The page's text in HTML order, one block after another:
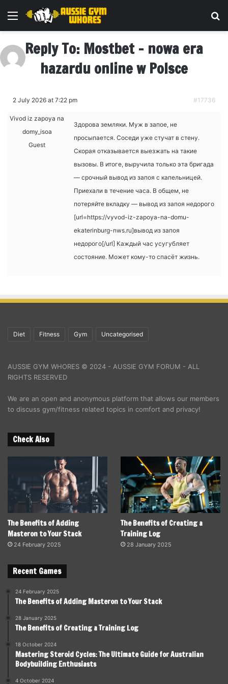
Menu
Reply To: Mostbet – nowa era
hazardu online w Polsce
2 July 2026 at 7:22 pm #17736
Vivod iz zapoya na
domy_isoa
Guest
Здорова земляки. Муж в запое, не
просыпается. Соседи уже стучат в стену.
Скорая отказывается выезжать на такие
вызовы. В итоге, выручила только эта бригада
— срочный вывод из запоя с капельницей.
Приехали в течение часа. В общем, не
потеряйте вкладку — вывод из запоя недорого
[url=https://vyvod-iz-zapoya-na-domu-
ekaterinburg-nws.ru]вывод из запоя
недорого[/url] Каждый час усугубляет
состояние. Может кому-то спасёт жизнь.
Diet Fitness Gym Uncategorised
AUSSIE GYM WHORES © 2024 - AUSSIE GYM FORUM - ALL
RIGHTS RESERVED
We are an open and anonymous platform that allows our members
to discuss gym/fitness related topics in comfort and privacy!
Check Also
The Benefits of Adding
Masteron to Your Stack
24 February 2025
The Benefits of Creating a
Training Log
28 January 2025
Recent Games
24 February 2025
The Benefits of Adding Masteron to Your Stack
28 January 2025
The Benefits of Creating a Training Log
18 October 2024
Mastering Steroid Cycles: The Ultimate Guide for Australian
Bodybuilding Enthusiasts
4 October 2024